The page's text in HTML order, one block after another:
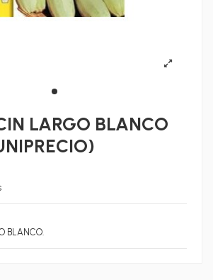
LARGO BLANCO
BLANCO.